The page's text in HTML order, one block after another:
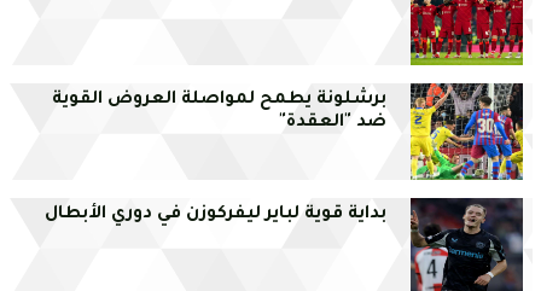
برشلونة يطمح لمواصلة العروض القوية
ضد "العقدة"
بداية قوية لباير ليفركوزن في دوري الأبطال